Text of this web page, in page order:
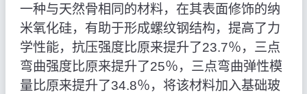
一种与天然骨相同的材料，在其表面修饰的纳
米氧化硅，有助于形成螺纹钢结构，提高了力
学性能，抗压强度比原来提升了23.7％，三点
弯曲强度比原来提升了25％，三点弯曲弹性模
量比原来提升了34.8％，将该材料加入基础玻